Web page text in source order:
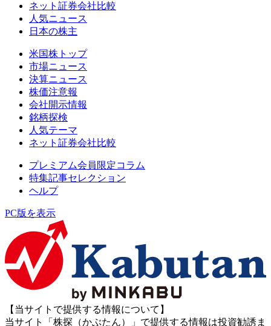
ネット証券会社比較
人気ニュース
日本の株主
米国株トップ
市場ニュース
決算ニュース
株価注意報
会社開示情報
銘柄探検
人気テーマ
ネット証券会社比較
プレミアム会員限定コラム
特集記事セレクション
ヘルプ
PC版を表示
【当サイトで提供する情報について】
当サイト「株探（かぶたん）」で提供する情報は投資勧誘ま